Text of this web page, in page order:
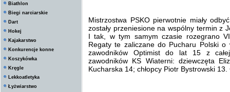
Biathlon
Biegi narciarskie
Dart
Hokej
Kajakarstwo
Konkurencje konne
Koszykówka
Kręgle
Lekkoatletyka
Łyżwiarstwo
Mistrzostwa PSKO pierwotnie miały
zostały przeniesione na wspólny termin z
I tak, w tym samym czasie rozegrano
Regaty te zaliczane do Pucharu Polski o
zawodników Optimist do lat 15 z
zawodników KS Wiaterni: dziewczęta
Kucharska 14; chłopcy Piotr Bystrowski